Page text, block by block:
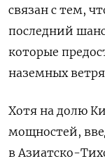
связан с тем,
последний
которые
наземных
Хотя на долю
мощностей,
в Азиатско-